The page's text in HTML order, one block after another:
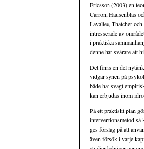
Ericsson (2003) en
Carron, Hausenblas
Lavallee, Thatcher
intresserade av
i praktiska
denne har svårare att
Det finns en del
vidgar synen på
både har svagt
kan erbjudas inom
På ett praktiskt plan
interventionsmetod så
ges förslag på att
även försök i varje